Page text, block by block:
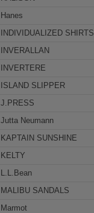
Hanes
INDIVIDUALIZED SHIRTS
INVERALLAN
INVERTERE
ISLAND SLIPPER
J.PRESS
Jutta Neumann
KAPTAIN SUNSHINE
KELTY
L.L.Bean
MALIBU SANDALS
Marmot